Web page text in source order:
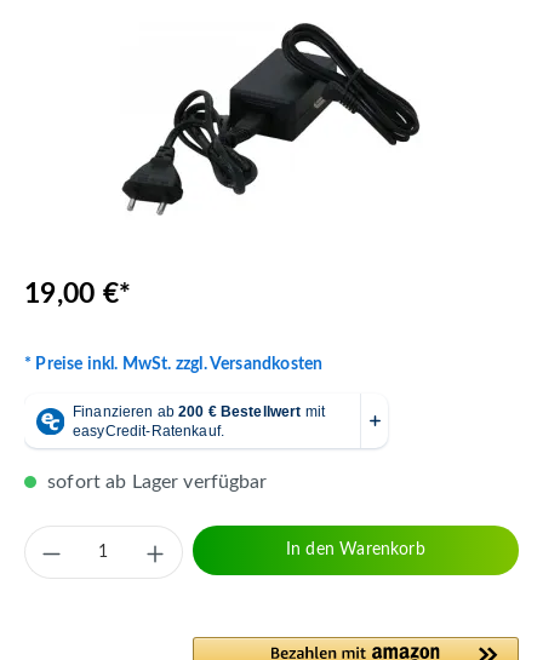
19,00 €*
* Preise inkl. MwSt. zzgl. Versandkosten
sofort ab Lager verfügbar
Produkt Anzahl: Gib den gewünschten
In den Warenkorb